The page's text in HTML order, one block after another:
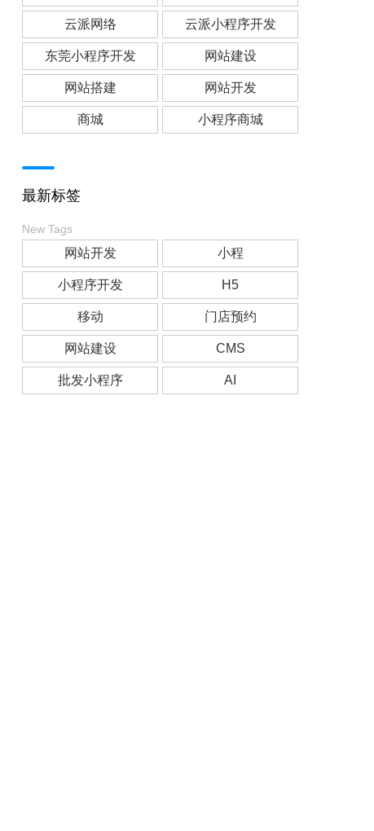
云派网络 云派小程序开发
东莞小程序开发 网站建设
网站搭建 网站开发
商城 小程序商城
最新标签
New Tags
网站开发 小程
小程序开发 H5
移动 门店预约
网站建设 CMS
批发小程序 AI